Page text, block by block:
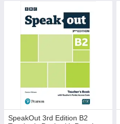
SpeakOut 3rd Edition B2